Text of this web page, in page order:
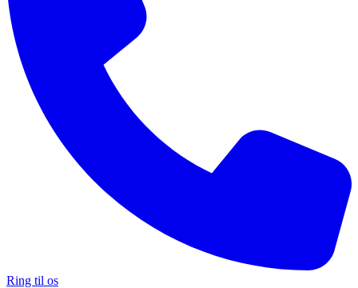
Ring til os